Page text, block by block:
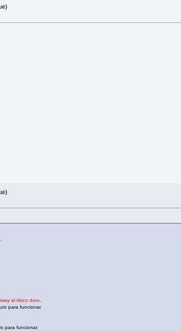
al disco duro.
para funcionar.
para funcionar.